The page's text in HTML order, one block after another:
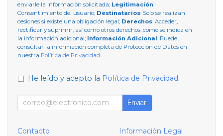
enviarle la información solicitada; Legitimación:
Consentimiento del usuario; Destinatarios: Solo se realizan
cesiones si existe una obligación legal; Derechos: Acceder,
rectificar y suprimir, así como otros derechos, como se indica en
la información adicional; Información Adicional: Puede
consultar la información completa de Protección de Datos en
nuestra Política de Privacidad
He leído y acepto la Política de Privacidad.
Enviar
Contacto
Información Legal